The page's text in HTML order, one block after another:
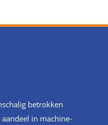
betrokken
in machine-